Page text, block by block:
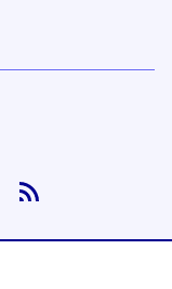
Github